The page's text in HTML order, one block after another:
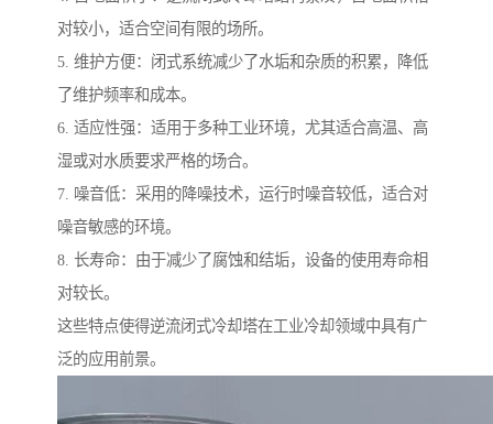
对较小，适合空间有限的场所。
5. 维护方便：闭式系统减少了水垢和杂质的积累，降低
了维护频率和成本。
6. 适应性强：适用于多种工业环境，尤其适合高温、高
湿或对水质要求严格的场合。
7. 噪音低：采用的降噪技术，运行时噪音较低，适合对
噪音敏感的环境。
8. 长寿命：由于减少了腐蚀和结垢，设备的使用寿命相
对较长。
这些特点使得逆流闭式冷却塔在工业冷却领域中具有广
泛的应用前景。